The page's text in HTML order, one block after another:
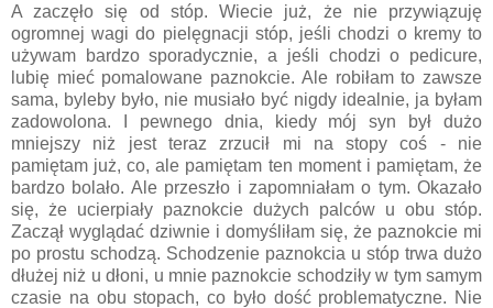
A zaczęło się od stóp. Wiecie już, że nie przywiązuję
ogromnej wagi do pielęgnacji stóp, jeśli chodzi o kremy to
używam bardzo sporadycznie, a jeśli chodzi o pedicure,
lubię mieć pomalowane paznokcie. Ale robiłam to zawsze
sama, byleby było, nie musiało być nigdy idealnie, ja byłam
zadowolona. I pewnego dnia, kiedy mój syn był dużo
mniejszy niż jest teraz zrzucił mi na stopy coś - nie
pamiętam już, co, ale pamiętam ten moment i pamiętam, że
bardzo bolało. Ale przeszło i zapomniałam o tym. Okazało
się, że ucierpiały paznokcie dużych palców u obu stóp.
Zaczął wyglądać dziwnie i domyśliłam się, że paznokcie mi
po prostu schodzą. Schodzenie paznokcia u stóp trwa dużo
dłużej niż u dłoni, u mnie paznokcie schodziły w tym samym
czasie na obu stopach, co było dość problematyczne. Nie